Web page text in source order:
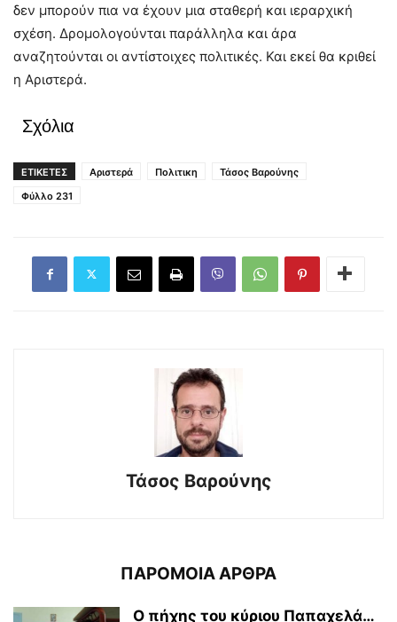
δεν μπορούν πια να έχουν μια σταθερή και ιεραρχική
σχέση. Δρομολογούνται παράλληλα και άρα
αναζητούνται οι αντίστοιχες πολιτικές. Και εκεί θα κριθεί
η Αριστερά.
Σχόλια
ΕΤΙΚΕΤΕΣ Αριστερά Πολιτικη
Τάσος Βαρούνης
Φύλλο 231
Τάσος Βαρούνης
ΠΑΡΟΜΟΙΑ ΑΡΘΡΑ
Ο πήχης του κύριου Παπαχελά…